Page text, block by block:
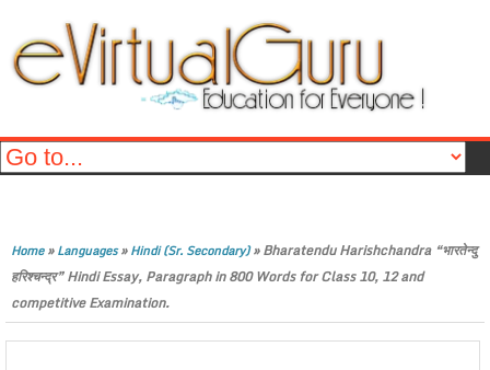
Home»Languages»Hindi (Sr. Secondary)»Bharatendu Harishchandra “भारतेन्दु
हरिश्चन्द्र” Hindi Essay, Paragraph in 800 Words for Class 10, 12 and
competitive Examination.